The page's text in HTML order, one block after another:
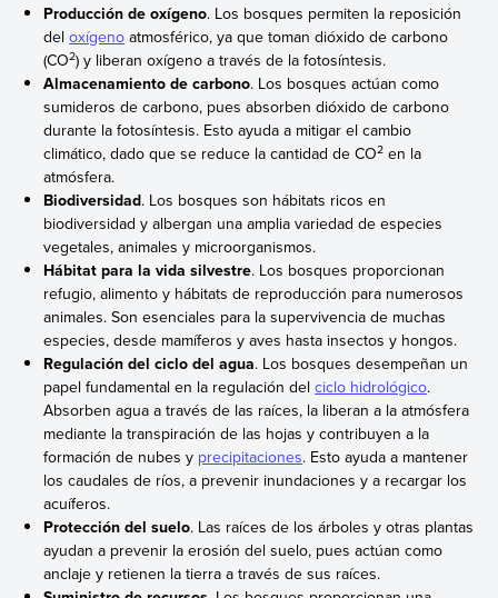
Producción de oxígeno. Los bosques permiten la reposición
deloxígeno atmosférico, ya que toman dióxido de carbono
(CO2) y liberan oxígeno a través de la fotosíntesis.
Almacenamiento de carbono. Los bosques actúan como
sumideros de carbono, pues absorben dióxido de carbono
durante la fotosíntesis. Esto ayuda a mitigar el cambio
climático, dado que se reduce la cantidad de CO2 en la
atmósfera.
Biodiversidad. Los bosques son hábitats ricos en
biodiversidad y albergan una amplia variedad de especies
vegetales, animales y microorganismos.
Hábitat para la vida silvestre. Los bosques proporcionan
refugio, alimento y hábitats de reproducción para numerosos
animales. Son esenciales para la supervivencia de muchas
especies, desde mamíferos y aves hasta insectos y hongos.
Regulación del ciclo del agua. Los bosques desempeñan un
papel fundamental en la regulación delciclo hidrológico.
Absorben agua a través de las raíces, la liberan a la atmósfera
mediante la transpiración de las hojas y contribuyen a la
formación de nubes y precipitaciones. Esto ayuda a mantener
los caudales de ríos, a prevenir inundaciones y a recargar los
acuíferos.
Protección del suelo. Las raíces de los árboles y otras plantas
ayudan a prevenir la erosión del suelo, pues actúan como
anclaje y retienen la tierra a través de sus raíces.